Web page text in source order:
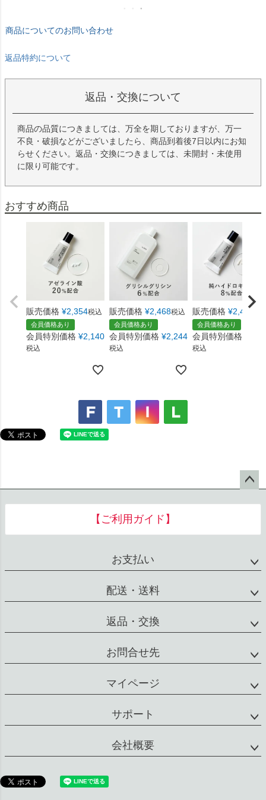
商品についてのお問い合わせ
返品特約について
返品・交換について
商品の品質につきましては、万全を期しておりますが、万一
不良・破損などがございましたら、商品到着後7日以内にお知
らせください。返品・交換につきましては、未開封・未使用
に限り可能です。
おすすめ商品
販売価格 ¥2,354税込
会員価格あり
会員特別価格 ¥2,140
税込
販売価格 ¥2,468税込
会員価格あり
会員特別価格 ¥2,244
税込
販売価格 ¥2,407
会員価格あり
会員特別価格
税込
へ
【ご利用ガイド】
お支払い
配送・送料
返品・交換
お問合せ先
マイページ
サポート
会社概要